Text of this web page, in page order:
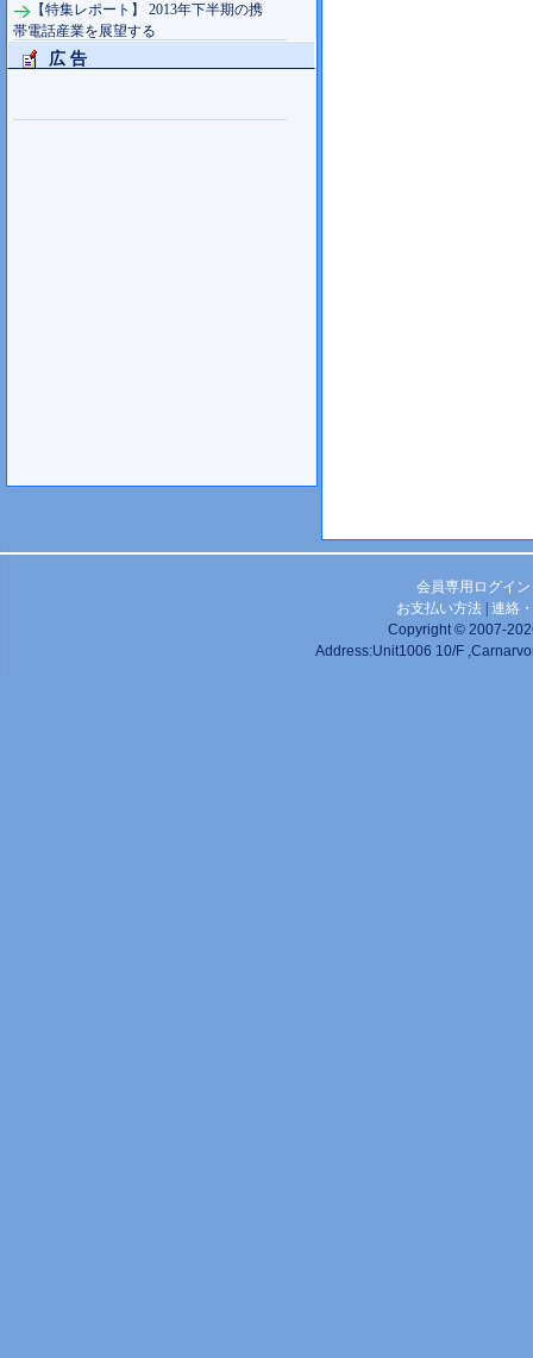
【特集レポート】 2013年下半期の携
帯電話産業を展望する
広 告